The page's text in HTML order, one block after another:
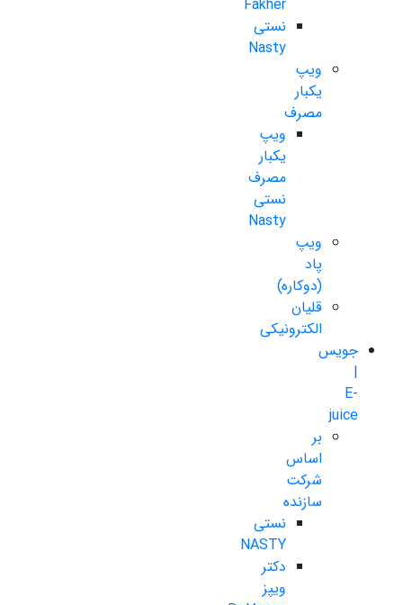
Fakher
نستی
Nasty
ویپ
یکبار
مصرف
ویپ
یکبار
مصرف
نستی
Nasty
ویپ
پاد
(دوکاره)
قلیان
الکترونیکی
جویس
|
E-
juice
بر
اساس
شرکت
سازنده
نستی
NASTY
دکتر
ویپز